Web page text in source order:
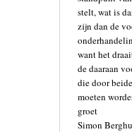
stelt, wat is
zijn dan de
want het
de daaraan
die door
moeten
groet
Simon